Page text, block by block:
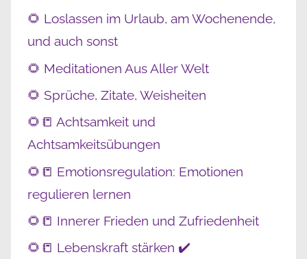
🌻 Loslassen im Urlaub, am Wochenende,
und auch sonst
🌻 Meditationen Aus Aller Welt
🌻 Sprüche, Zitate, Weisheiten
🌻📒 Achtsamkeit und
Achtsamkeitsübungen
🌻📒 Emotionsregulation: Emotionen
regulieren lernen
🌻📒 Innerer Frieden und Zufriedenheit
🌻📒 Lebenskraft stärken ✔️